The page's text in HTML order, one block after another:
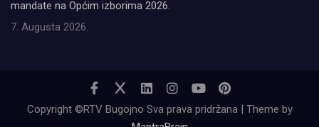
mandate na Općim izborima 2026.
7. Augusta 2026.
Copyright ©RTV Bugojno Sva prava pridržana | Theme by